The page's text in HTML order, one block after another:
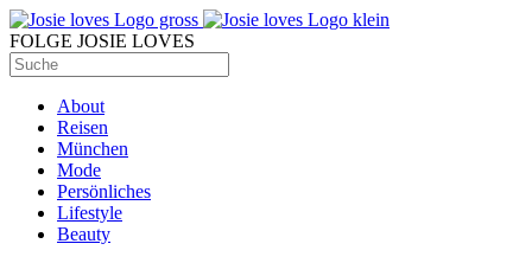
FOLGE JOSIE LOVES
About
Reisen
München
Mode
Persönliches
Lifestyle
Beauty